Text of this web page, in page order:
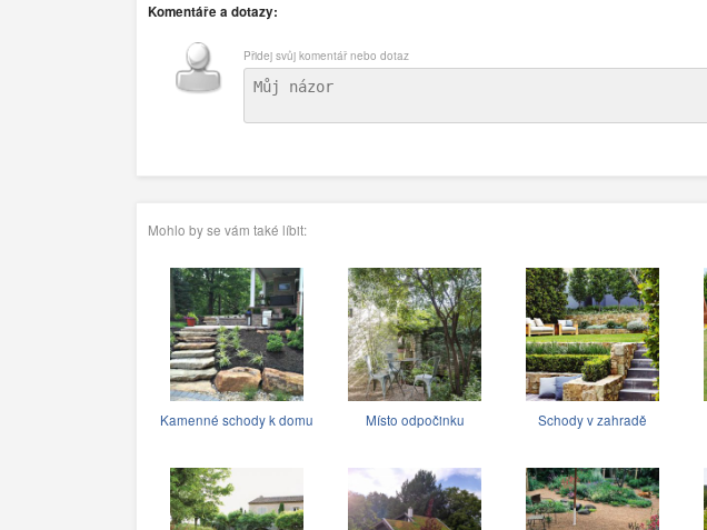
Komentáře a dotazy:
Přidej svůj komentář nebo dotaz
Mohlo by se vám také líbit:
Kamenné schody k domu Místo odpočinku Schody v zahradě